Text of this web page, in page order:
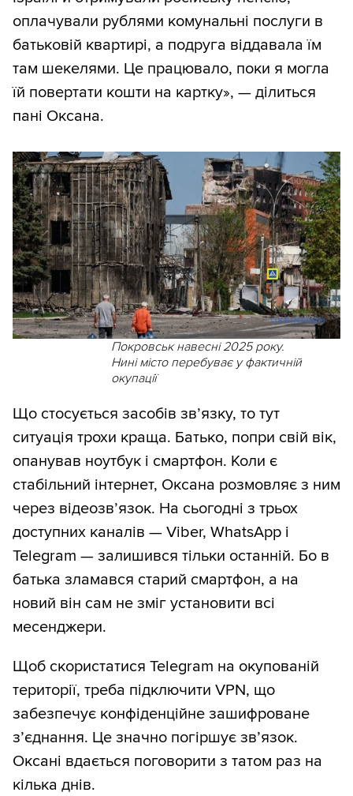
оплачували рублями комунальні послуги в
батьковій квартирі, а подруга віддавала їм
там шекелями. Це працювало, поки я могла
їй повертати кошти на картку», — ділиться
пані Оксана.
Покровськ навесні 2025 року.
Нині місто перебуває у фактичній
окупації
Що стосується засобів зв’язку, то тут
ситуація трохи краща. Батько, попри свій вік,
опанував ноутбук і смартфон. Коли є
стабільний інтернет, Оксана розмовляє з ним
через відеозв’язок. На сьогодні з трьох
доступних каналів — Viber, WhatsApp і
Telegram — залишився тільки останній. Бо в
батька зламався старий смартфон, а на
новий він сам не зміг установити всі
месенджери.
Щоб скористатися Telegram на окупованій
території, треба підключити VPN, що
забезпечує конфіденційне зашифроване
з’єднання. Це значно погіршує зв’язок.
Оксані вдається поговорити з татом раз на
кілька днів.